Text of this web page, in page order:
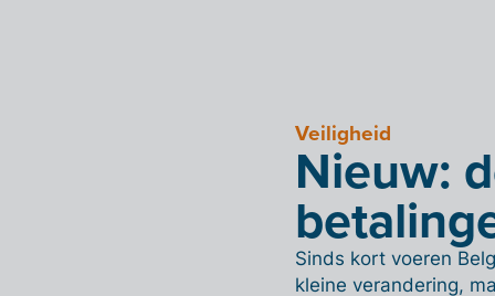
Veiligheid
Nieuw:
Sinds kort voeren
kleine verandering,